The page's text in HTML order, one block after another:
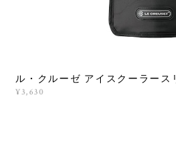
ル・クルーゼ アイスクーラース
¥3,630